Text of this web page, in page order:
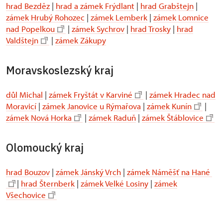
hrad Bezděz | hrad a zámek Frýdlant | hrad Grabštejn |
zámek Hrubý Rohozec | zámek Lemberk | zámek Lomnice
nad Popelkou
| zámek Sychrov | hrad Trosky | hrad
Valdštejn
| zámek Zákupy
Moravskoslezský kraj
důl Michal | zámek Fryštát v Karviné | zámek Hradec nad
Moravicí | zámek Janovice u Rýmařova | zámek Kunín
|
zámek Nová Horka
| zámek Raduň | zámek Štáblovice
Olomoucký kraj
hrad Bouzov | zámek Jánský Vrch | zámek Náměšť na Hané
| hrad Šternberk | zámek Velké Losiny | zámek
Všechovice